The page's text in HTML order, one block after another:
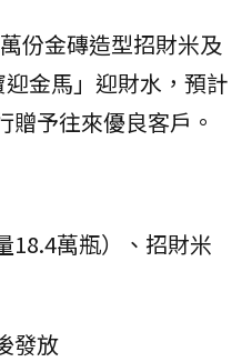
份金磚造型招財米及
金馬」迎財水，預計
贈予往來優良客戶。
18.4萬瓶）、招財米
發放